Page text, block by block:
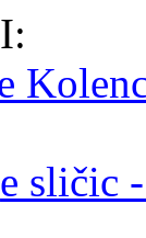
sličic